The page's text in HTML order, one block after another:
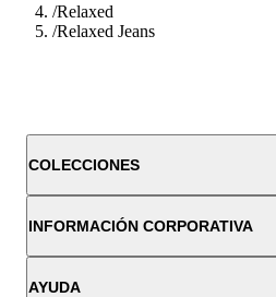
/Relaxed
/Relaxed Jeans
COLECCIONES
INFORMACIÓN CORPORATIVA
AYUDA